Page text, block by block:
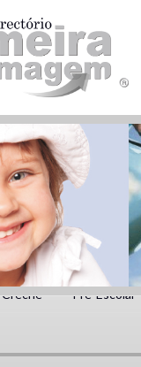
Creche Pré-Escolar